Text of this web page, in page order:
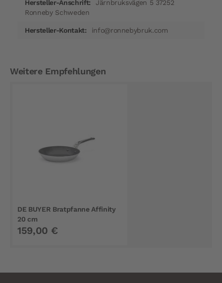
Järnbruksvägen 5 37252
Ronneby Schweden
info@ronnebybruk.com
Weitere Empfehlungen
DE BUYER Bratpfanne Affinity
20 cm
159,00 €